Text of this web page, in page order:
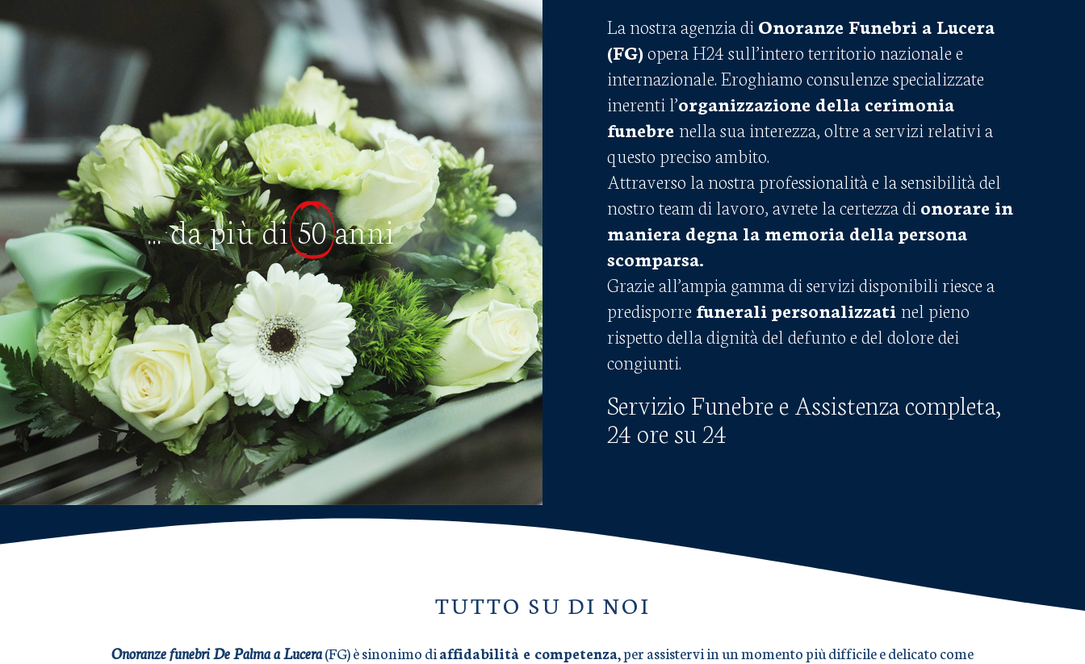
... da più di50anni
La nostra agenzia di Onoranze Funebri a Lucera
(FG)opera H24 sull’intero territorio nazionale e
internazionale.Eroghiamo consulenze specializzate
inerenti l’organizzazione della cerimonia
funebre nella sua interezza, oltre a servizi relativi a
questo preciso ambito.
Attraverso la nostra professionalità e la sensibilità del
nostro team di lavoro, avrete la certezza di onorare in
maniera degna la memoria della persona
scomparsa.
Grazie all’ampia gamma di servizi disponibili riesce a
predisporrefunerali personalizzati nel pieno
rispetto della dignità del defunto e del dolore dei
congiunti.
Servizio Funebre e Assistenza completa,
24 ore su 24
TUTTO SU DI NOI
Onoranze funebri De Palma a Lucera(FG) è sinonimo diaffidabilità e competenza, per assistervi in un momento più difficile e delicato come